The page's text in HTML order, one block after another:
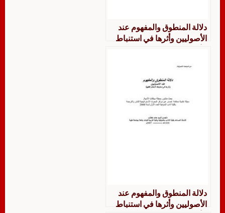
دلالة المنطوق والمفهوم عند
الأصوليين وأثرها في استنباط
دلالة المنطوق والمفهوم عند
الأصوليين وأثرها في استنباط